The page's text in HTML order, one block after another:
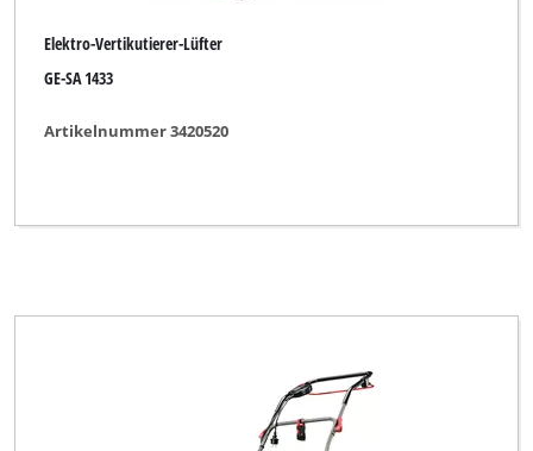
Elektro-Vertikutierer-Lüfter
GE-SA 1433
Artikelnummer 3420520